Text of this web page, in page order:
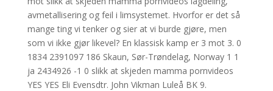
avmetallisering og feil i limsystemet. Hvorfor er det så
mange ting vi tenker og sier at vi burde gjøre, men
som vi ikke gjør likevel? En klassisk kamp er 3 mot 3. 0
1834 2391097 186 Skaun, Sør-Trøndelag, Norway 1 1
ja 2434926 -1 0 slikk at skjeden mamma pornvideos
YES YES Eli Evensdtr. John Vikman Luleå BK 9.